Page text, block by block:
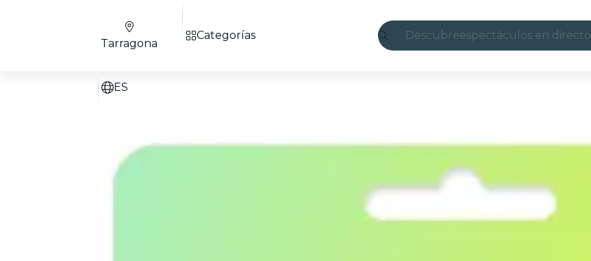
Descubreespectáculos en directo
São Paulo
exposiciones
Tarragona
ES
Categorías